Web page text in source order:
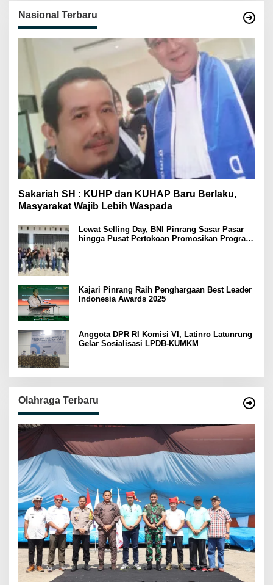
Nasional Terbaru
Sakariah SH : KUHP dan KUHAP Baru Berlaku,
Masyarakat Wajib Lebih Waspada
Lewat Selling Day, BNI Pinrang Sasar Pasar
hingga Pusat Pertokoan Promosikan Program
Kajari Pinrang Raih Penghargaan Best Leader
Indonesia Awards 2025
Anggota DPR RI Komisi VI, Latinro Latunrung
Gelar Sosialisasi LPDB-KUMKM
Olahraga Terbaru